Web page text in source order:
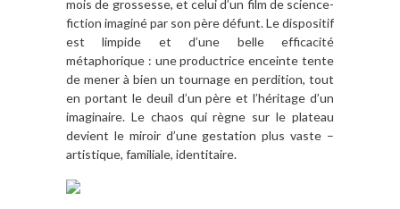
mois de grossesse, et celui d’un film de science-
fiction imaginé par son père défunt. Le dispositif
est limpide et d’une belle efficacité
métaphorique : une productrice enceinte tente
de mener à bien un tournage en perdition, tout
en portant le deuil d’un père et l’héritage d’un
imaginaire. Le chaos qui règne sur le plateau
devient le miroir d’une gestation plus vaste –
artistique, familiale, identitaire.